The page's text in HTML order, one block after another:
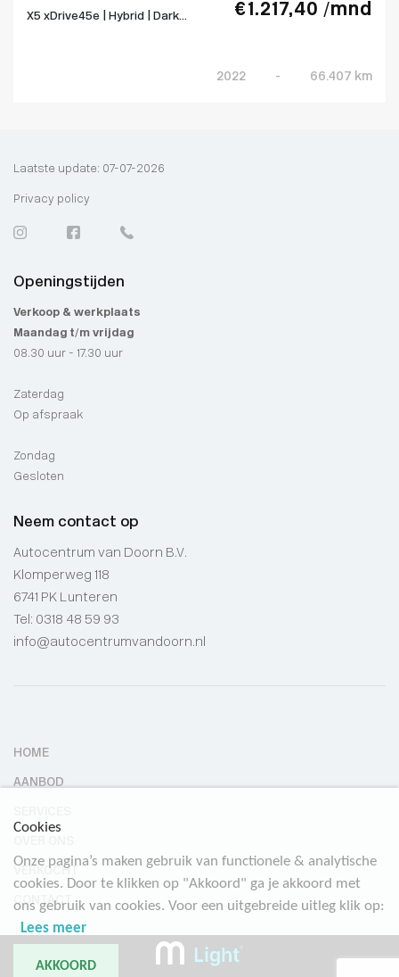
X5 xDrive45e | Hybrid | Dark...
€ 1.217,40 /mnd
2022 - 66.407 km
Laatste update: 07-07-2026
Privacy policy
Openingstijden
Verkoop & werkplaats
Maandag t/m vrijdag
08.30 uur - 17.30 uur
Zaterdag
Op afspraak
Zondag
Gesloten
Neem contact op
Autocentrum van Doorn B.V.
Klomperweg 118
6741 PK Lunteren
Tel: 0318 48 59 93
info@autocentrumvandoorn.nl
HOME
AANBOD
VERKOCHT
CONTACT
Cookies
Onze pagina’s maken gebruik van functionele & analytische
cookies. Door te klikken op "Akkoord" ga je akkoord met
ons gebruik van cookies. Voor een uitgebreide uitleg klik op:
Lees meer
AKKOORD